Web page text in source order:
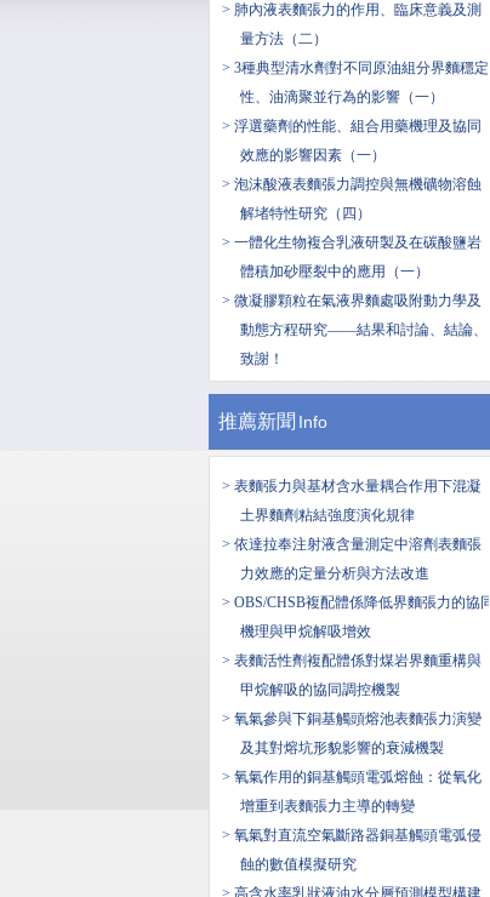
> 肺內液表麵張力的作用、臨床意義及測
量方法（二）
> 3種典型清水劑對不同原油組分界麵穩定
性、油滴聚並行為的影響（一）
> 浮選藥劑的性能、組合用藥機理及協同
效應的影響因素（一）
> 泡沫酸液表麵張力調控與無機礦物溶蝕
解堵特性研究（四）
> 一體化生物複合乳液研製及在碳酸鹽岩
體積加砂壓裂中的應用（一）
> 微凝膠顆粒在氣液界麵處吸附動力學及
動態方程研究——結果和討論、結論、
致謝！
推薦新聞 Info
> 表麵張力與基材含水量耦合作用下混凝
土界麵劑粘結強度演化規律
> 依達拉奉注射液含量測定中溶劑表麵張
力效應的定量分析與方法改進
> OBS/CHSB複配體係降低界麵張力的協同
機理與甲烷解吸增效
> 表麵活性劑複配體係對煤岩界麵重構與
甲烷解吸的協同調控機製
> 氧氣參與下銅基觸頭熔池表麵張力演變
及其對熔坑形貌影響的衰減機製
> 氧氣作用的銅基觸頭電弧熔蝕：從氧化
增重到表麵張力主導的轉變
> 氧氣對直流空氣斷路器銅基觸頭電弧侵
蝕的數值模擬研究
> 高含水率乳狀液油水分層預測模型構建